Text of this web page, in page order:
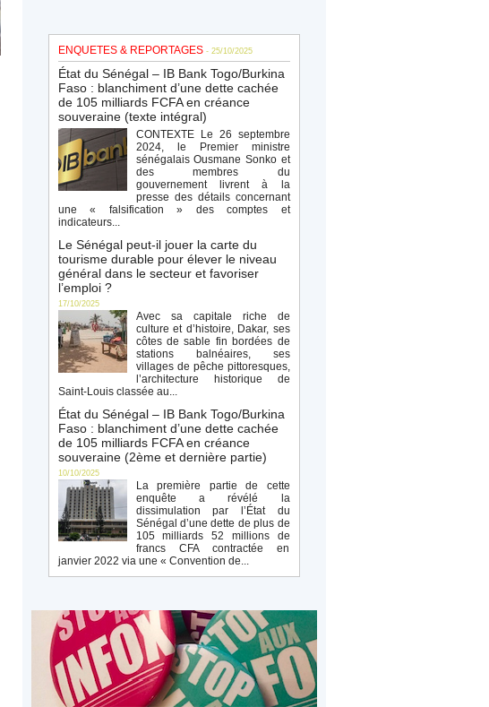
ENQUETES & REPORTAGES - 25/10/2025
État du Sénégal – IB Bank Togo/Burkina
Faso : blanchiment d’une dette cachée
de 105 milliards FCFA en créance
souveraine (texte intégral)
CONTEXTE Le 26 septembre
2024, le Premier ministre
sénégalais Ousmane Sonko et
des membres du
gouvernement livrent à la
presse des détails concernant
une « falsification » des comptes et
indicateurs...
Le Sénégal peut-il jouer la carte du
tourisme durable pour élever le niveau
général dans le secteur et favoriser
l’emploi ?
17/10/2025
Avec sa capitale riche de
culture et d’histoire, Dakar, ses
côtes de sable fin bordées de
stations balnéaires, ses
villages de pêche pittoresques,
l’architecture historique de
Saint-Louis classée au...
État du Sénégal – IB Bank Togo/Burkina
Faso : blanchiment d’une dette cachée
de 105 milliards FCFA en créance
souveraine (2ème et dernière partie)
10/10/2025
La première partie de cette
enquête a révélé la
dissimulation par l’État du
Sénégal d’une dette de plus de
105 milliards 52 millions de
francs CFA contractée en
janvier 2022 via une « Convention de...